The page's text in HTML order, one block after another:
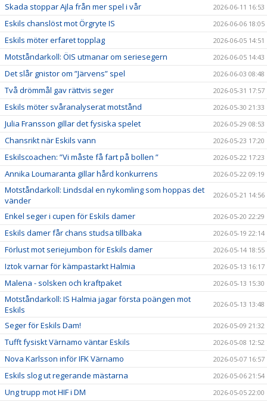
Skada stoppar Ajla från mer spel i vår 2026-06-11 16:53
Eskils chanslöst mot Örgryte IS 2026-06-06 18:05
Eskils möter erfaret topplag 2026-06-05 14:51
Motståndarkoll: ÖIS utmanar om seriesegern 2026-06-05 14:43
Det slår gnistor om ”Järvens” spel 2026-06-03 08:48
Två drömmål gav rättvis seger 2026-05-31 17:57
Eskils möter svåranalyserat motstånd 2026-05-30 21:33
Julia Fransson gillar det fysiska spelet 2026-05-29 08:53
Chansrikt när Eskils vann 2026-05-23 17:20
Eskilscoachen: ”Vi måste få fart på bollen ” 2026-05-22 17:23
Annika Loumaranta gillar hård konkurrens 2026-05-22 09:19
Motståndarkoll: Lindsdal en nykomling som hoppas det
vänder
2026-05-21 14:56
Enkel seger i cupen för Eskils damer 2026-05-20 22:29
Eskils damer får chans studsa tillbaka 2026-05-19 22:14
Förlust mot seriejumbon för Eskils damer 2026-05-14 18:55
Iztok varnar för kämpastarkt Halmia 2026-05-13 16:17
Malena - solsken och kraftpaket 2026-05-13 15:30
Motståndarkoll: IS Halmia jagar första poängen mot
Eskils
2026-05-13 13:48
Seger för Eskils Dam! 2026-05-09 21:32
Tufft fysiskt Värnamo väntar Eskils 2026-05-08 12:52
Nova Karlsson inför IFK Värnamo 2026-05-07 16:57
Eskils slog ut regerande mästarna 2026-05-06 21:54
Ung trupp mot HIF i DM 2026-05-05 22:00